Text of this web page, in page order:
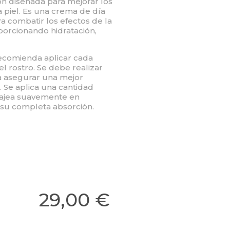
piel. Es una crema de día
combatir los efectos de la
hidratación,
aplicar cada
rostro. Se debe realizar
asegurar una mejor
aplica una cantidad
suavemente en
completa absorción.
29,00 €